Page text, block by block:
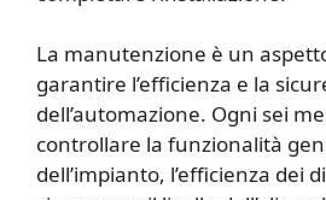
La manutenzione è un
garantire l’efficienza e la
dell’automazione. Ogni sei
controllare la funzionalità
dell’impianto, l’efficienza dei